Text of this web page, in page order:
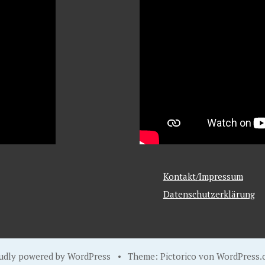
Kontakt/Impressum
Datenschutzerklärung
powered by WordPress • Theme: Pictorico von